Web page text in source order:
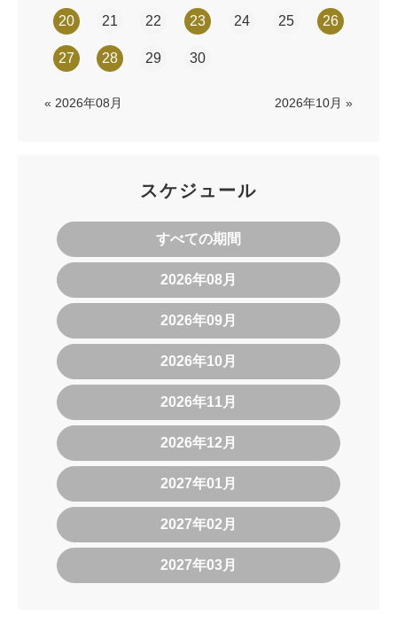
20 21 22 23 24 25 26
27 28 29 30
« 2026年08月 2026年10月 »
スケジュール
すべての期間
2026年08月
2026年09月
2026年10月
2026年11月
2026年12月
2027年01月
2027年02月
2027年03月